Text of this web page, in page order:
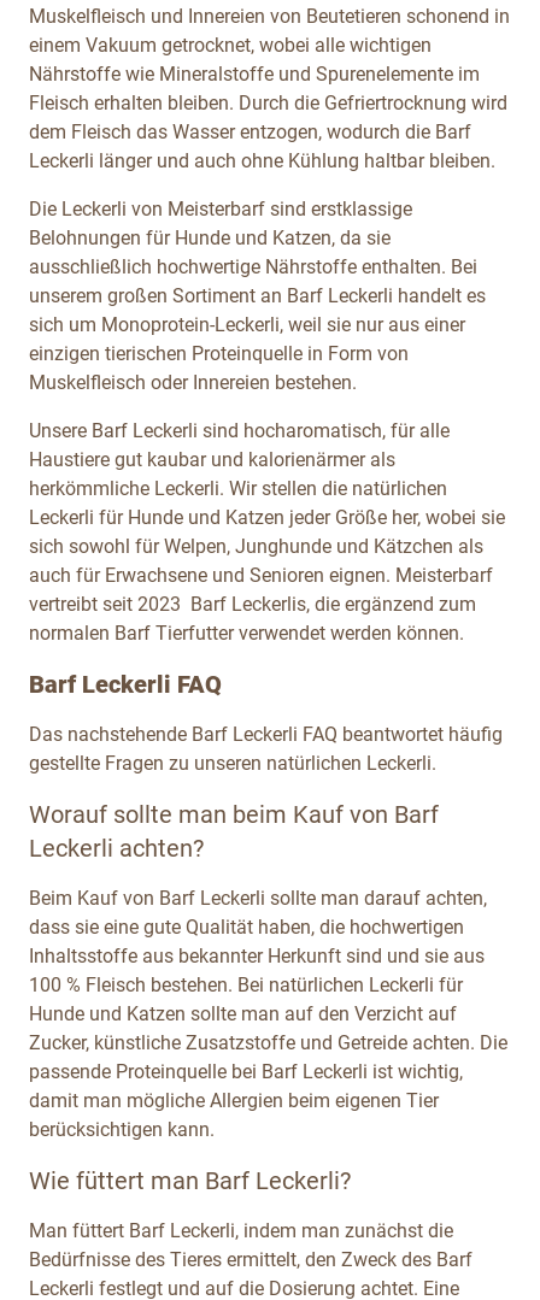
Muskelfleisch und Innereien von Beutetieren schonend in
einem Vakuum getrocknet, wobei alle wichtigen
Nährstoffe wie Mineralstoffe und Spurenelemente im
Fleisch erhalten bleiben. Durch die Gefriertrocknung wird
dem Fleisch das Wasser entzogen, wodurch die Barf
Leckerli länger und auch ohne Kühlung haltbar bleiben.
Die Leckerli von Meisterbarf sind erstklassige
Belohnungen für Hunde und Katzen, da sie
ausschließlich hochwertige Nährstoffe enthalten. Bei
unserem großen Sortiment an Barf Leckerli handelt es
sich um Monoprotein-Leckerli, weil sie nur aus einer
einzigen tierischen Proteinquelle in Form von
Muskelfleisch oder Innereien bestehen.
Unsere Barf Leckerli sind hocharomatisch, für alle
Haustiere gut kaubar und kalorienärmer als
herkömmliche Leckerli. Wir stellen die natürlichen
Leckerli für Hunde und Katzen jeder Größe her, wobei sie
sich sowohl für Welpen, Junghunde und Kätzchen als
auch für Erwachsene und Senioren eignen. Meisterbarf
vertreibt seit 2023 Barf Leckerlis, die ergänzend zum
normalen Barf Tierfutter verwendet werden können.
Barf Leckerli FAQ
Das nachstehende Barf Leckerli FAQ beantwortet häufig
gestellte Fragen zu unseren natürlichen Leckerli.
Worauf sollte man beim Kauf von Barf
Leckerli achten?
Beim Kauf von Barf Leckerli sollte man darauf achten,
dass sie eine gute Qualität haben, die hochwertigen
Inhaltsstoffe aus bekannter Herkunft sind und sie aus
100 % Fleisch bestehen. Bei natürlichen Leckerli für
Hunde und Katzen sollte man auf den Verzicht auf
Zucker, künstliche Zusatzstoffe und Getreide achten. Die
passende Proteinquelle bei Barf Leckerli ist wichtig,
damit man mögliche Allergien beim eigenen Tier
berücksichtigen kann.
Wie füttert man Barf Leckerli?
Man füttert Barf Leckerli, indem man zunächst die
Bedürfnisse des Tieres ermittelt, den Zweck des Barf
Leckerli festlegt und auf die Dosierung achtet. Eine